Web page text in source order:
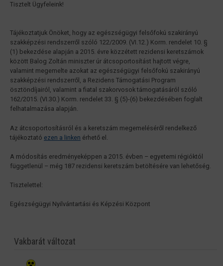
Tisztelt Ügyfeleink!
Tájékoztatjuk Önöket, hogy az egészségügyi felsőfokú szakirányú
szakképzési rendszerről szóló 122/2009. (VI.12.) Korm. rendelet 10. §
(1) bekezdése alapján a 2015. évre közzétett rezidensi keretszámok
között Balog Zoltán miniszter úr átcsoportosítást hajtott végre,
valamint megemelte azokat az egészségügyi felsőfokú szakirányú
szakképzési rendszerről, a Rezidens Támogatási Program
ösztöndíjairól, valamint a fiatal szakorvosok támogatásáról szóló
162/2015. (VI.30.) Korm. rendelet 33. § (5)-(6) bekezdésében foglalt
felhatalmazása alapján.
Az átcsoportosításról és a keretszám megemeléséről rendelkező
tájékoztató ezen a linken érhető el.
A módosítás eredményeképpen a 2015. évben – egyetemi régióktól
függetlenül – még 187 rezidensi keretszám betöltésére van lehetőség.
Tisztelettel:
Egészségügyi Nyilvántartási és Képzési Központ
Vakbarát változat